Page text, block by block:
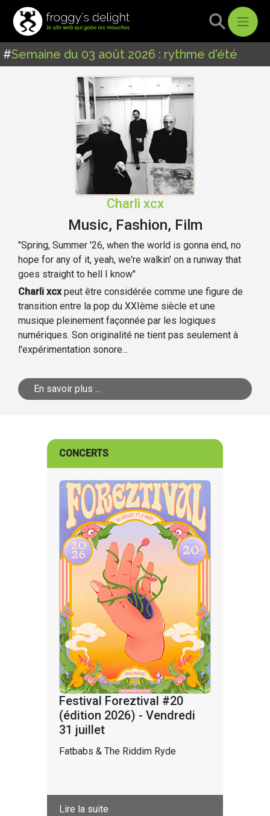
#Semaine du 03 août 2026 : rythme d'été
Charli xcx
Music, Fashion, Film
"Spring, Summer '26, when the world is gonna end, no
hope for any of it, yeah, we're walkin' on a runway that
goes straight to hell I know"
Charli xcxpeut être considérée comme une figure de
transition entre la pop du XXIème siècle et une
musique pleinement façonnée par les logiques
numériques. Son originalité ne tient pas seulement à
l'expérimentation sonore...
En savoir plus ...
CONCERTS
Festival Foreztival #20
(édition 2026) - Vendredi
31 juillet
Fatbabs & The Riddim Ryde
Lire la suite